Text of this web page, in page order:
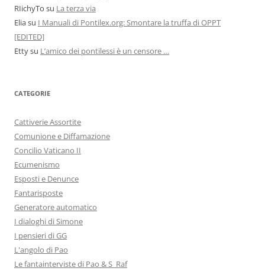
RIichyTo su La terza via
Eliasu I Manuali di Pontilex.org: Smontare la truffa di OPPT
[EDITED]
Ettysu L’amico dei pontilessi è un censore …
CATEGORIE
Cattiverie Assortite
Comunione e Diffamazione
Concilio Vaticano II
Ecumenismo
Esposti e Denunce
Fantarisposte
Generatore automatico
I dialoghi di Simone
I pensieri di GG
L'angolo di Pao
Le fantainterviste di Pao & S_Raf